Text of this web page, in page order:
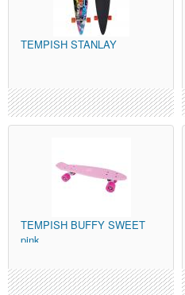
TEMPISH STANLAY
TEMPISH BUFFY SWEET
pink